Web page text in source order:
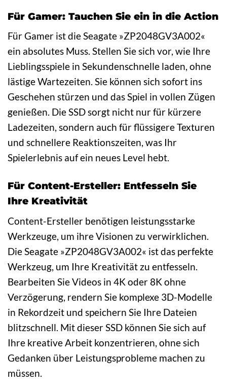
Für Gamer: Tauchen Sie ein in die Action
Für Gamer ist die Seagate »ZP2048GV3A002«
ein absolutes Muss. Stellen Sie sich vor, wie Ihre
Lieblingsspiele in Sekundenschnelle laden, ohne
lästige Wartezeiten. Sie können sich sofort ins
Geschehen stürzen und das Spiel in vollen Zügen
genießen. Die SSD sorgt nicht nur für kürzere
Ladezeiten, sondern auch für flüssigere Texturen
und schnellere Reaktionszeiten, was Ihr
Spielerlebnis auf ein neues Level hebt.
Für Content-Ersteller: Entfesseln Sie
Ihre Kreativität
Content-Ersteller benötigen leistungsstarke
Werkzeuge, um ihre Visionen zu verwirklichen.
Die Seagate »ZP2048GV3A002« ist das perfekte
Werkzeug, um Ihre Kreativität zu entfesseln.
Bearbeiten Sie Videos in 4K oder 8K ohne
Verzögerung, rendern Sie komplexe 3D-Modelle
in Rekordzeit und speichern Sie Ihre Dateien
blitzschnell. Mit dieser SSD können Sie sich auf
Ihre kreative Arbeit konzentrieren, ohne sich
Gedanken über Leistungsprobleme machen zu
müssen.